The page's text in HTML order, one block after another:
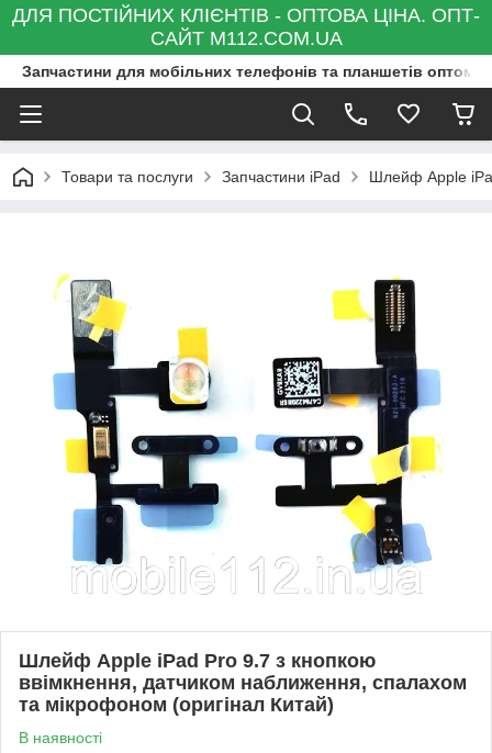
ДЛЯ ПОСТІЙНИХ КЛІЄНТІВ - ОПТОВА ЦІНА. ОПТ-
САЙТ M112.COM.UA
Запчастини для мобільних телефонів та планшетів оптом
Товари та послуги Запчастини iPad Шлейф Apple
Шлейф Apple iPad Pro 9.7 з кнопкою
ввімкнення, датчиком наближення, спалахом
та мікрофоном (оригінал Китай)
В наявності